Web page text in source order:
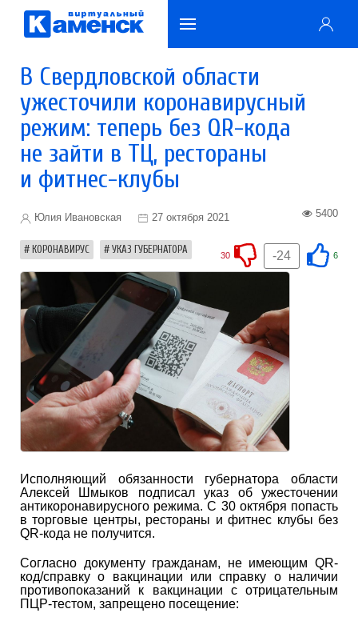
В Свердловской области
ужесточили коронавирусный
режим: теперь без QR-кода
не зайти в ТЦ, рестораны
и фитнес-клубы
Юлия Ивановская 27 октября 2021 5400
КОРОНАВИРУС УКАЗ ГУБЕРНАТОРА 6
-24
30
Исполняющий обязанности губернатора области
Алексей Шмыков подписал указ об ужесточении
антикоронавирусного режима. С 30 октября попасть
в торговые центры, рестораны и фитнес клубы без
QR-кода не получится.
Согласно документу гражданам, не имеющим QR-
код/справку о вакцинации или справку о наличии
противопоказаний к вакцинации с отрицательным
ПЦР-тестом, запрещено посещение: